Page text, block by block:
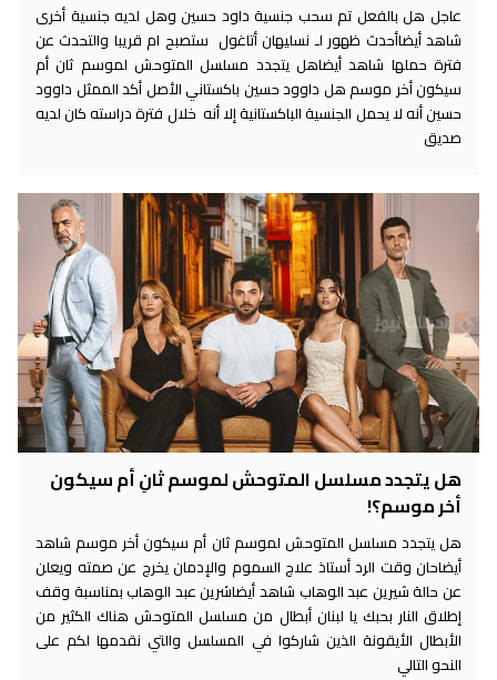
عاجل هل بالفعل تم سحب جنسية داود حسين وهل لديه جنسية أخرى
شاهد أيضاأحدث ظهور لـ نسليهان أتاغول ستصبح ام قريبا والتحدث عن
فترة حملها شاهد أيضاهل يتجدد مسلسل المتوحش لموسم ثان أم
سيكون أخر موسم هل داوود حسين باكستاني الأصل أكد الممثل داوود
حسين أنه لا يحمل الجنسية الباكستانية إلا أنه خلال فترة دراسته كان لديه
صديق
هل يتجدد مسلسل المتوحش لموسم ثانِ أم سيكون
أخر موسم؟!
هل يتجدد مسلسل المتوحش لموسم ثان أم سيكون أخر موسم شاهد
أيضاحان وقت الرد أستاذ علاج السموم والإدمان يخرج عن صمته ويعلن
عن حالة شيرين عبد الوهاب شاهد أيضاشرين عبد الوهاب بمناسبة وقف
إطلاق النار بحبك يا لبنان أبطال من مسلسل المتوحش هناك الكثير من
الأبطال الأيقونة الذين شاركوا في المسلسل والتي نقدمها لكم على
النحو التالي